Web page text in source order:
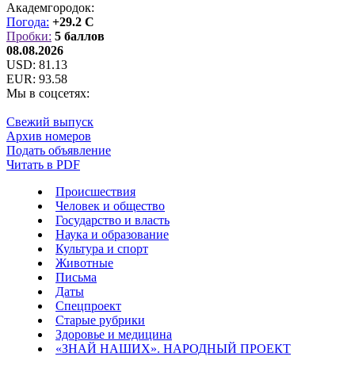
Академгородок:
Погода: +29.2 C
Пробки: 5 баллов
08.08.2026
USD: 81.13
EUR: 93.58
Мы в соцсетях:
Свежий выпуск
Архив номеров
Подать объявление
Читать в PDF
Происшествия
Человек и общество
Государство и власть
Наука и образование
Культура и спорт
Животные
Письма
Даты
Спецпроект
Старые рубрики
Здоровье и медицина
«ЗНАЙ НАШИХ». НАРОДНЫЙ ПРОЕКТ